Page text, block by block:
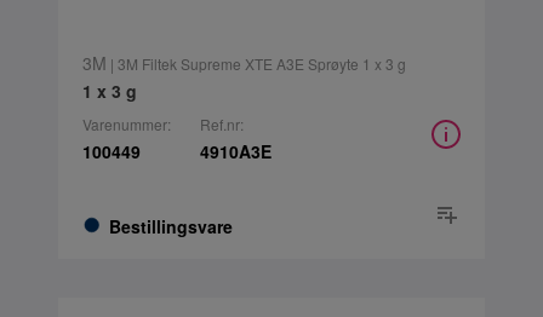
3M | 3M Filtek Supreme XTE A3E Sprøyte 1 x 3 g
1 x 3 g
Varenummer:
100449
Bestillingsvare
Ref.nr:
4910A3E